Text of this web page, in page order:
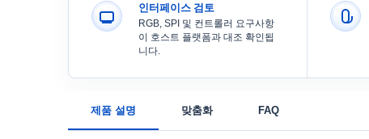
인터페이스 검토
RGB, SPI 및 컨트롤러 요구사항
이 호스트 플랫폼과 대조 확인됩
니다.
제품 설명 맞춤화 FAQ